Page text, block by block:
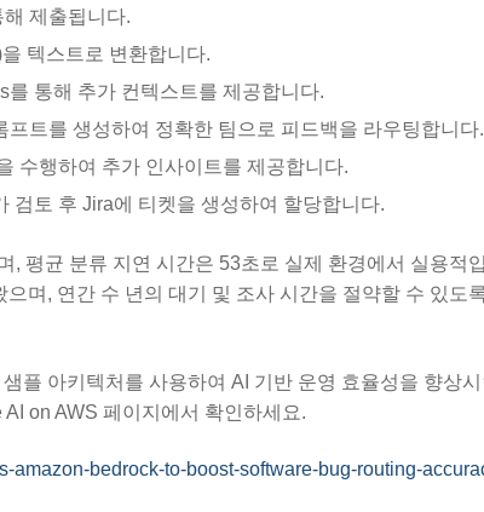
제출됩니다.
텍스트로 변환합니다.
통해 추가 컨텍스트를 제공합니다.
프트를 생성하여 정확한 팀으로 피드백을 라우팅합니다.
수행하여 추가 인사이트를 제공합니다.
검토 후 Jira에 티켓을 생성하여 할당합니다.
, 평균 분류 지연 시간은 53초로 실제 환경에서 실용적
며, 연간 수 년의 대기 및 조사 시간을 절약할 수 있도
플 아키텍처를 사용하여 AI 기반 운영 효율성을 향상
on AWS 페이지에서 확인하세요.
bedrock-to-boost-software-bug-routing-